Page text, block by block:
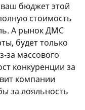
бюджет этой
стоимость
А рынок ДМС
будет только
за массового
конкуренции за
компании
за лояльность